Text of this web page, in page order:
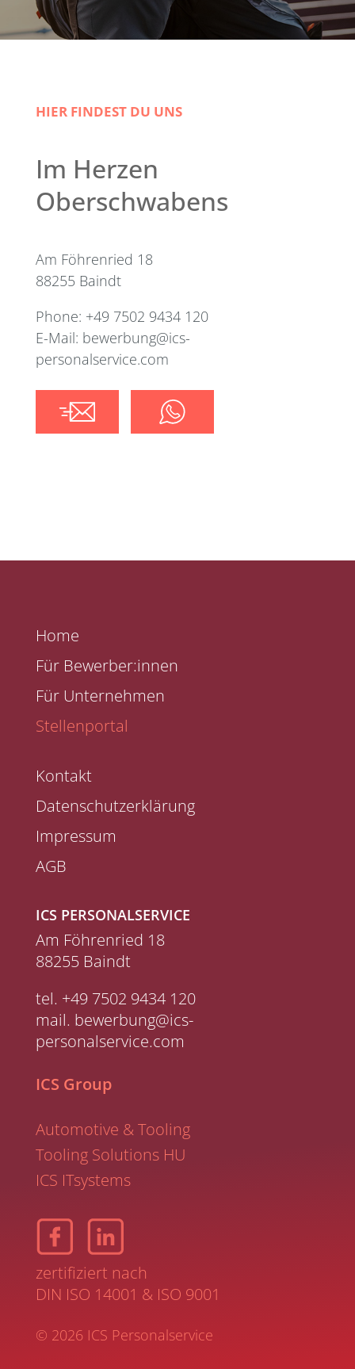
HIER FINDEST DU UNS
Im Herzen
Oberschwabens
Am Föhrenried 18
88255 Baindt
Phone: +49 7502 9434 120
E-Mail: bewerbung@ics-
personalservice.com
Home
Für Bewerber:innen
Für Unternehmen
Stellenportal
Kontakt
Datenschutzerklärung
Impressum
AGB
ICS PERSONALSERVICE
Am Föhrenried 18
88255 Baindt
tel. +49 7502 9434 120
mail. bewerbung@ics-
personalservice.com
ICS Group
Automotive & Tooling
Tooling Solutions HU
ICS ITsystems
zertifiziert nach
DIN ISO 14001 & ISO 9001
© 2026 ICS Personalservice